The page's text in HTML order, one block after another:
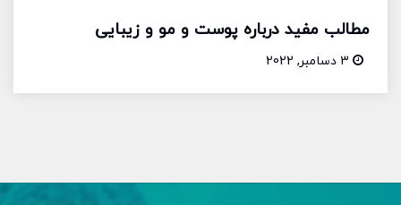
مطالب مفید درباره پوست و مو و زیبایی